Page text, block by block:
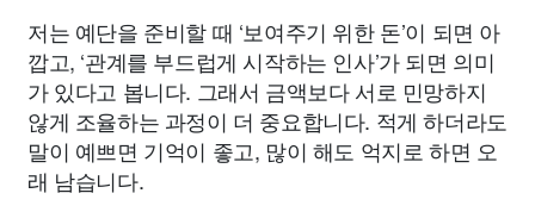
저는 예단을 준비할 때 ‘보여주기 위한 돈’이 되면 아
깝고, ‘관계를 부드럽게 시작하는 인사’가 되면 의미
가 있다고 봅니다. 그래서 금액보다 서로 민망하지
않게 조율하는 과정이 더 중요합니다. 적게 하더라도
말이 예쁘면 기억이 좋고, 많이 해도 억지로 하면 오
래 남습니다.